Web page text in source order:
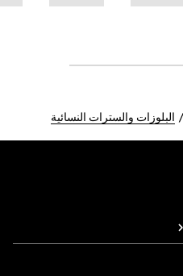
البلوزات والسترات النسائية